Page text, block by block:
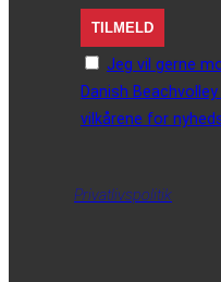
Jeg vil gerne
Danish
vilkårene for
Privatlivspolitik